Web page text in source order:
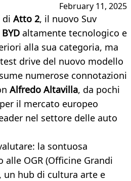
February 11, 2025
di Atto 2, il nuovo Suv
BYD altamente tecnologico e
alla sua categoria, ma
drive del nuovo modello
numerose connotazioni
Alfredo Altavilla, da pochi
il mercato europeo
nel settore delle auto
la sontuosa
OGR (Officine Grandi
un hub di cultura arte e